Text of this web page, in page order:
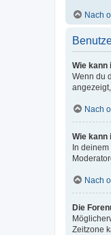
Nach
Wie kann
Wenn du
Nach
Wie kann
In
Nach
Die
Zeitzone